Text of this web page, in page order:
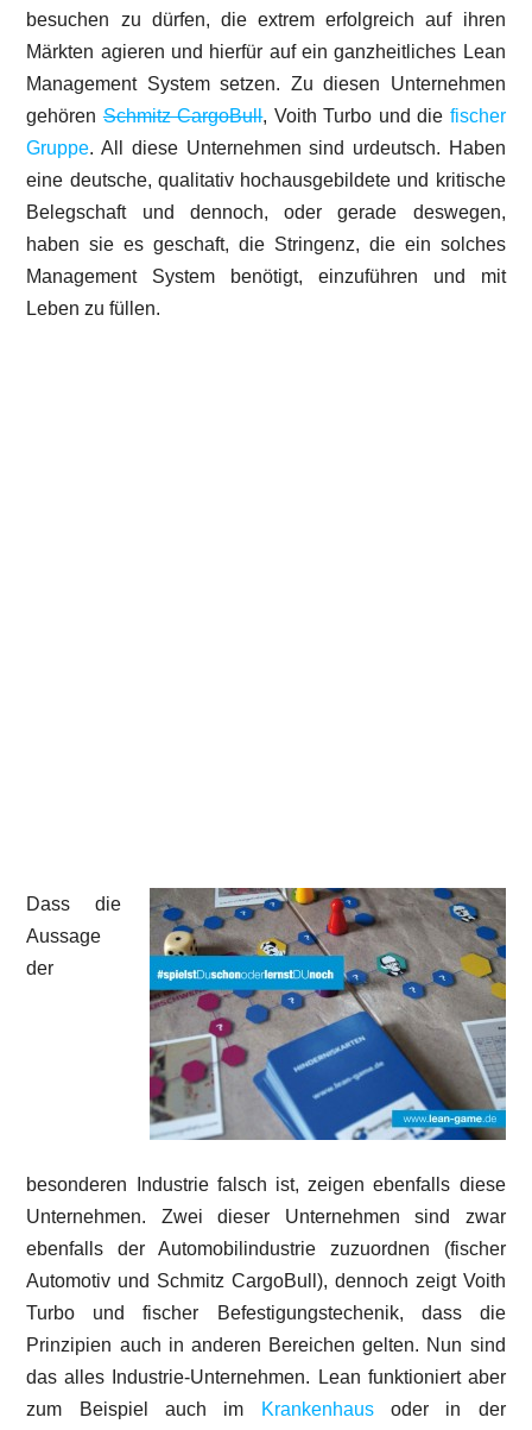
besuchen zu dürfen, die extrem erfolgreich auf ihren
Märkten agieren und hierfür auf ein ganzheitliches Lean
Management System setzen. Zu diesen Unternehmen
gehörenSchmitz CargoBull, Voith Turbo und die fischer
Gruppe. All diese Unternehmen sind urdeutsch. Haben
eine deutsche, qualitativ hochausgebildete und kritische
Belegschaft und dennoch, oder gerade deswegen,
haben sie es geschaft, die Stringenz, die ein solches
Management System benötigt, einzuführen und mit
Leben zu füllen.
Dass die
Aussage
der
besonderen Industrie falsch ist, zeigen ebenfalls diese
Unternehmen. Zwei dieser Unternehmen sind zwar
ebenfalls der Automobilindustrie zuzuordnen (fischer
Automotiv und Schmitz CargoBull), dennoch zeigt Voith
Turbo und fischer Befestigungstechenik, dass die
Prinzipien auch in anderen Bereichen gelten. Nun sind
das alles Industrie-Unternehmen. Lean funktioniert aber
zum Beispiel auch im
Krankenhausoder in der